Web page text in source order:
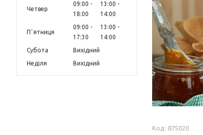
Четвер
09:00
18:00
13:00
14:00
Пʼятниця
09:00
17:30
13:00
14:00
Субота
Вихідний
Неділя
Вихідний
875020